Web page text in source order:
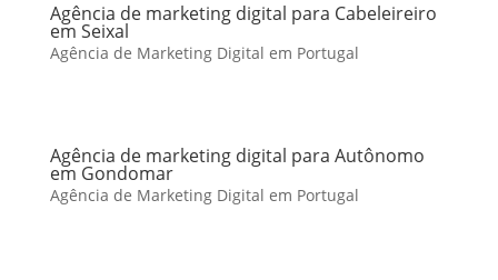
Agência de marketing digital para Cabeleireiro
em Seixal
Agência de Marketing Digital em Portugal
Agência de marketing digital para Autônomo
em Gondomar
Agência de Marketing Digital em Portugal